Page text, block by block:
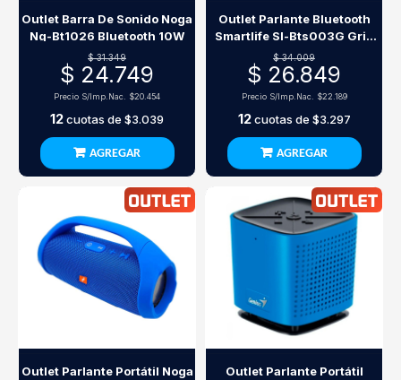
Outlet Barra De Sonido Noga
Ng-Bt1026 Bluetooth 10W
$ 31.349
$ 24.749
Precio S/Imp.Nac. $20.454
12cuotas de $3.039
AGREGAR
Outlet Parlante Bluetooth
Smartlife Sl-Bts003G Gris
5W Tws
$ 34.009
$ 26.849
Precio S/Imp.Nac. $22.189
12cuotas de $3.297
AGREGAR
Outlet Parlante Portátil Noga
Outlet Parlante Portátil